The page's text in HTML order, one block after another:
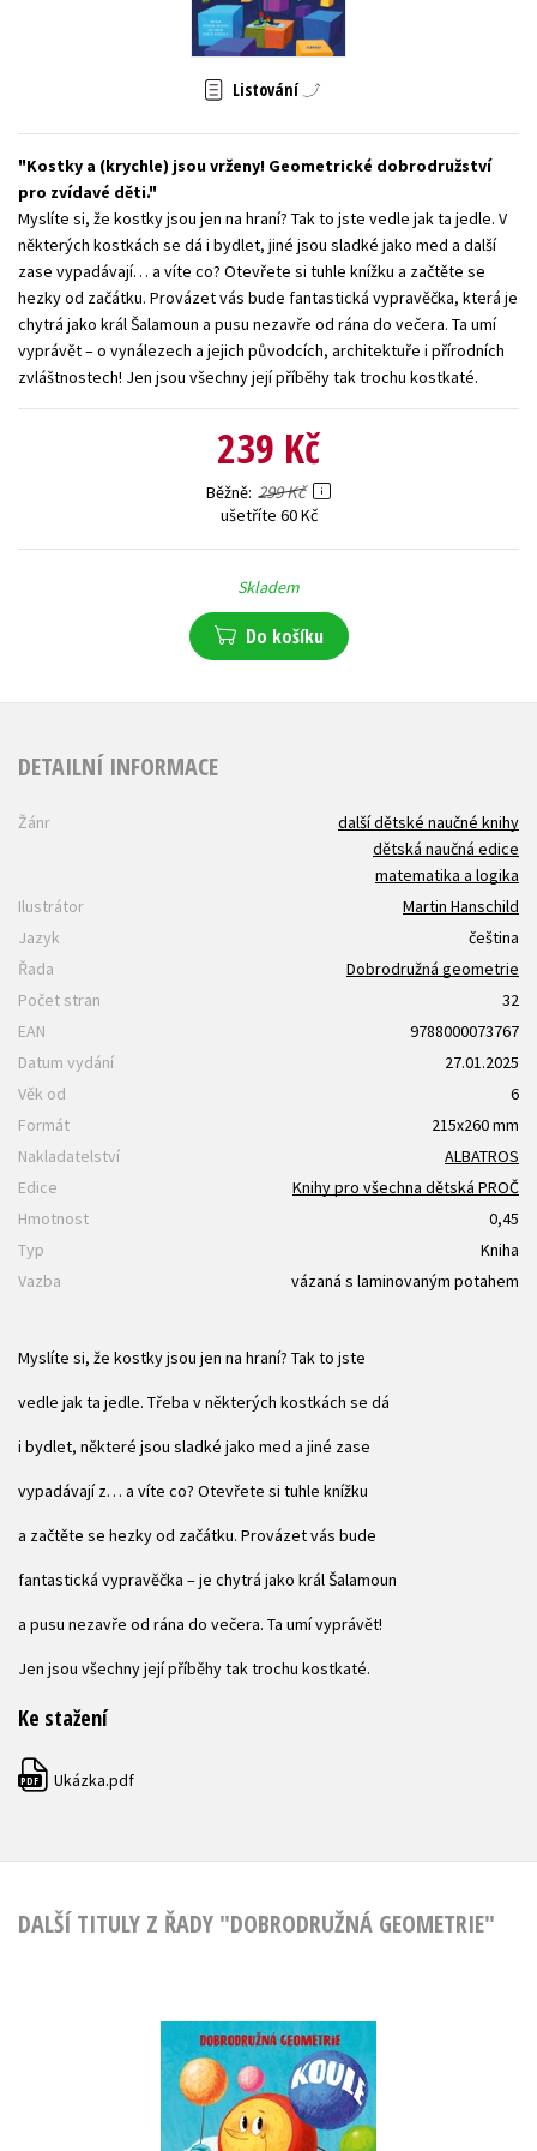
Zahraniční literatura
Všechny tituly
Listování
Kostky a (krychle) jsou vrženy! Geometrické dobrodružství
pro zvídavé děti.
Myslíte si, že kostky jsou jen na hraní? Tak to jste vedle jak ta jedle. V
některých kostkách se dá i bydlet, jiné jsou sladké jako med a další
zase vypadávají… a víte co? Otevřete si tuhle knížku a začtěte se
hezky od začátku. Provázet vás bude fantastická vypravěčka, která je
chytrá jako král Šalamoun a pusu nezavře od rána do večera. Ta umí
vyprávět – o vynálezech a jejich původcích, architektuře i přírodních
zvláštnostech! Jen jsou všechny její příběhy tak trochu kostkaté.
239 Kč
Běžně 299 Kč
ušetříte 60 Kč
Skladem
Do košíku
DETAILNÍ INFORMACE
Žánr
další dětské naučné knihy
dětská naučná edice
matematika a logika
Ilustrátor
Martin Hanschild
Jazyk
čeština
Řada
Dobrodružná geometrie
Počet stran
32
EAN
9788000073767
Datum vydání
27.01.2025
Věk od
6
Formát
215x260 mm
Nakladatelství
ALBATROS
Edice
Knihy pro všechna dětská PROČ
Hmotnost
0,45
Typ
Kniha
Vazba
vázaná s laminovaným potahem
Myslíte si, že kostky jsou jen na hraní? Tak to jste
vedle jak ta jedle. Třeba v některých kostkách se dá
i bydlet, některé jsou sladké jako med a jiné zase
vypadávají z… a víte co? Otevřete si tuhle knížku
a začtěte se hezky od začátku. Provázet vás bude
fantastická vypravěčka – je chytrá jako král Šalamoun
a pusu nezavře od rána do večera. Ta umí vyprávět!
Jen jsou všechny její příběhy tak trochu kostkaté.
Ke stažení
PDF Ukázka.pdf
DALŠÍ TITULY Z ŘADY "DOBRODRUŽNÁ GEOMETRIE"
Koule
Bohdana Jarošová